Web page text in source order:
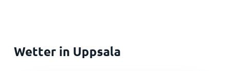
Wetter in Uppsala